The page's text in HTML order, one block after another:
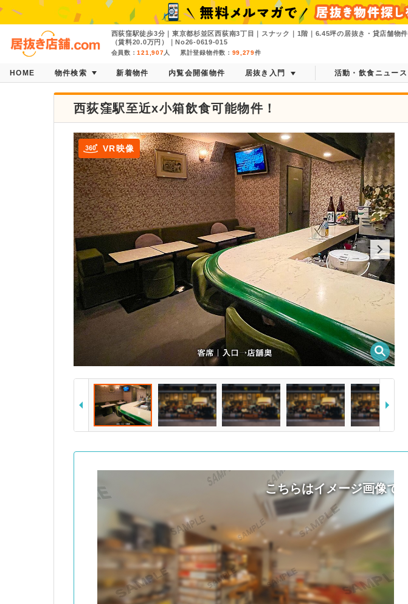
西荻窪駅徒歩3分｜東京都杉並区西荻南3丁目｜スナック｜1階｜6.45坪の居抜き・貸店舗物件
（賃料20.0万円）｜No26-0619-015
会員数：121,907人 累計登録物件数： 99,279件
HOME 物件検索 新着物件 内覧会開催物件 居抜き入門 活動・飲食ニュース
西荻窪駅至近x小箱飲食可能物件！
VR映像